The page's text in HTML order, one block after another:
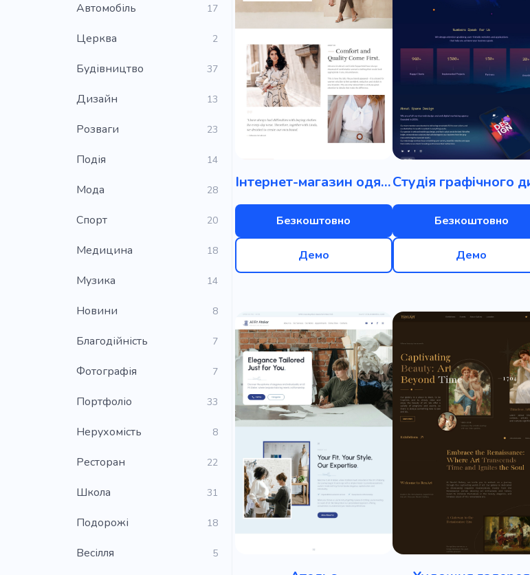
Автомобіль 17
Церква 2
Будівництво 37
Дизайн 13
Розваги 23
Подія 14
Мода 28
Cпорт 20
Медицина 18
Музика 14
Новини 8
Благодійність 7
Фотографія 7
Портфоліо 33
Нерухомість 8
Ресторан 22
Школа 31
Подорожі 18
Весілля 5
Інтернет-магазин одягу
Безкоштовно
Демо
Безкоштовно
Демо